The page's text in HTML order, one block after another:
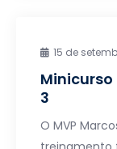
15 de
3
O MVP